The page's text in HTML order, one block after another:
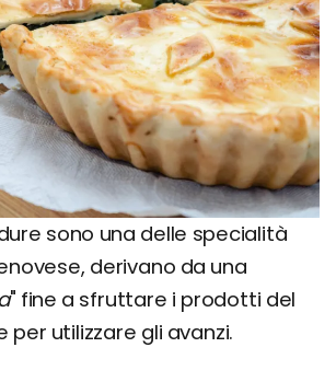
sono una delle specialità
derivano da una
" fine a sfruttare i prodotti del
per utilizzare gli avanzi.